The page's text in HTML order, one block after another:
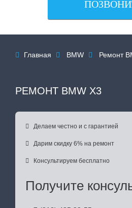
 Главная  BMW  Ремонт
РЕМОНТ BMW X3
 Делаем честно и с гарантией
 Дарим скидку 6% на ремонт
 Консультируем бесплатно
Получите